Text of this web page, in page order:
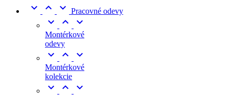

  Pracovné odevy
  
Montérkové
odevy
  
Montérkové
kolekcie
  